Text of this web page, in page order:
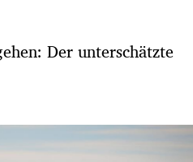
Der unterschätzte